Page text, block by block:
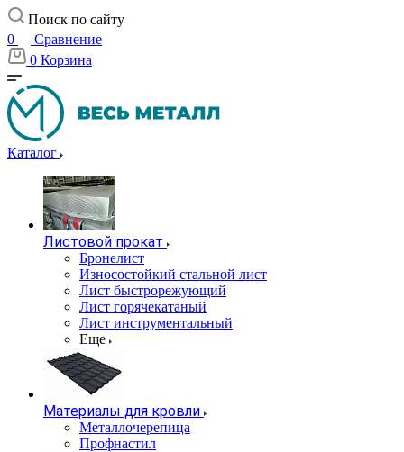
Поиск по сайту
0
Сравнение
0 Корзина
Каталог
Листовой прокат
Бронелист
Износостойкий стальной лист
Лист быстрорежующий
Лист горячекатаный
Лист инструментальный
Еще
Материалы для кровли
Металлочерепица
Профнастил